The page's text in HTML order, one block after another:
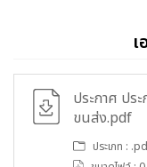
ประกาศ ปร
ขนส่ง.pdf
ประเภท :